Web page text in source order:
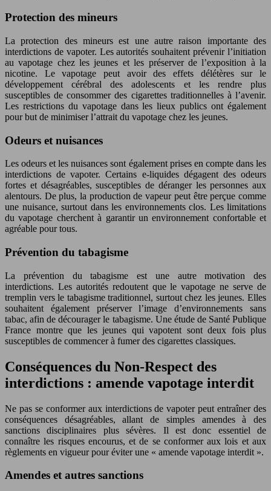
Protection des mineurs
La protection des mineurs est une autre raison importante des
interdictions de vapoter. Les autorités souhaitent prévenir l’initiation
au vapotage chez les jeunes et les préserver de l’exposition à la
nicotine. Le vapotage peut avoir des effets délétères sur le
développement cérébral des adolescents et les rendre plus
susceptibles de consommer des cigarettes traditionnelles à l’avenir.
Les restrictions du vapotage dans les lieux publics ont également
pour but de minimiser l’attrait du vapotage chez les jeunes.
Odeurs et nuisances
Les odeurs et les nuisances sont également prises en compte dans les
interdictions de vapoter. Certains e-liquides dégagent des odeurs
fortes et désagréables, susceptibles de déranger les personnes aux
alentours. De plus, la production de vapeur peut être perçue comme
une nuisance, surtout dans les environnements clos. Les limitations
du vapotage cherchent à garantir un environnement confortable et
agréable pour tous.
Prévention du tabagisme
La prévention du tabagisme est une autre motivation des
interdictions. Les autorités redoutent que le vapotage ne serve de
tremplin vers le tabagisme traditionnel, surtout chez les jeunes. Elles
souhaitent également préserver l’image d’environnements sans
tabac, afin de décourager le tabagisme. Une étude de Santé Publique
France montre que les jeunes qui vapotent sont deux fois plus
susceptibles de commencer à fumer des cigarettes classiques.
Conséquences du Non-Respect des
interdictions : amende vapotage interdit
Ne pas se conformer aux interdictions de vapoter peut entraîner des
conséquences désagréables, allant de simples amendes à des
sanctions disciplinaires plus sévères. Il est donc essentiel de
connaître les risques encourus, et de se conformer aux lois et aux
règlements en vigueur pour éviter une « amende vapotage interdit ».
Amendes et autres sanctions